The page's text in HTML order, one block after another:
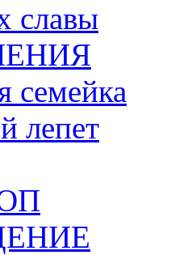
славы
семейка
лепет